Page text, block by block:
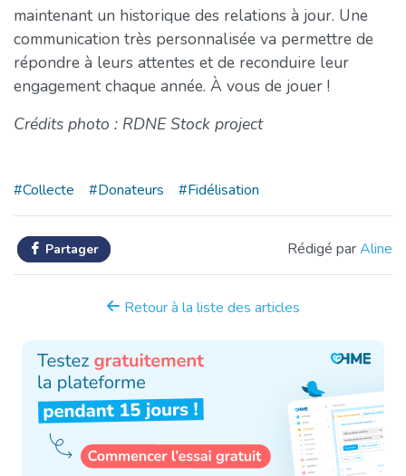
maintenant un historique des relations à jour. Une
communication très personnalisée va permettre de
répondre à leurs attentes et de reconduire leur
engagement chaque année. À vous de jouer !
Crédits photo : RDNE Stock project
#Collecte #Donateurs #Fidélisation
Partager Rédigé parAline
Retour à la liste des articles